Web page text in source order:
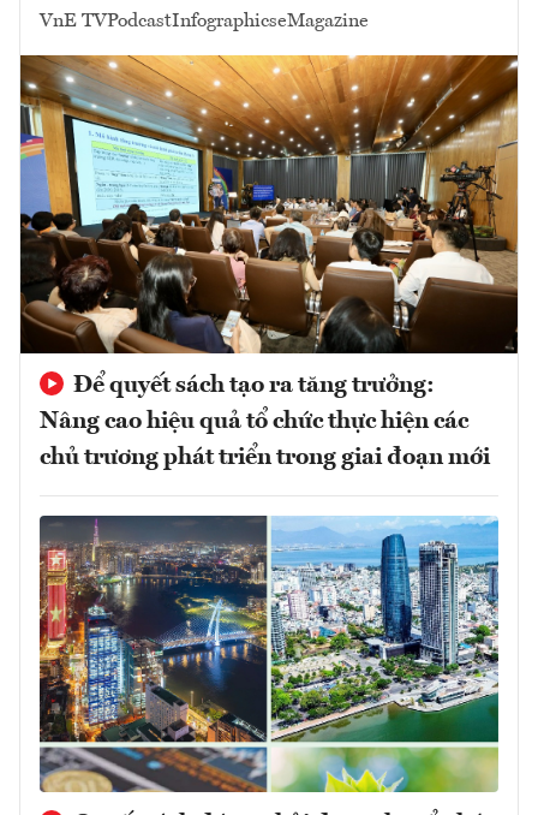
VnE TVPodcastInfographicseMagazine
Để quyết sách tạo ra tăng trưởng:
Nâng cao hiệu quả tổ chức thực hiện các
chủ trương phát triển trong giai đoạn mới